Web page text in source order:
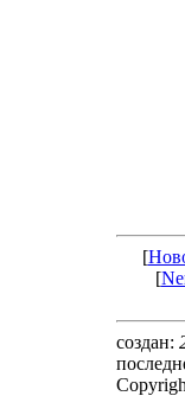
[
[
создан: